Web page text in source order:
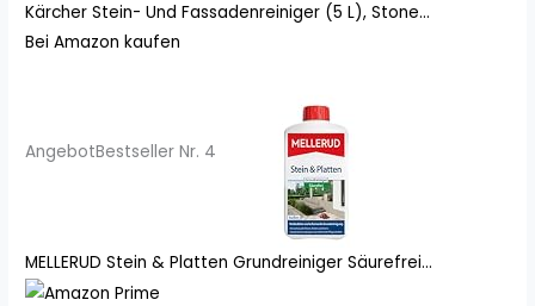
Kärcher Stein- Und Fassadenreiniger (5 L), Stone...
Bei Amazon kaufen
AngebotBestseller Nr. 4
MELLERUD Stein & Platten Grundreiniger Säurefrei...